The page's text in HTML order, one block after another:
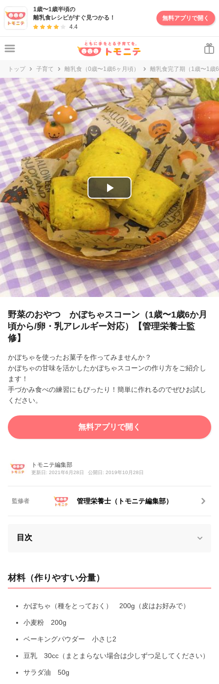
1歳〜1歳半頃の
離乳食レシピがすぐ見つかる！
4.4
無料アプリで開く
トップ 子育て 離乳食（0歳〜1歳6ヶ月頃） 離乳食完了期（1歳〜1歳
P
l
a
y
V
i
d
e
o
野菜のおやつ かぼちゃスコーン（1歳〜1歳6か月
頃から/卵・乳アレルギー対応）【管理栄養士監
修】
かぼちゃを使ったお菓子を作ってみませんか？
かぼちゃの甘味を活かしたかぼちゃスコーンの作り方をご紹介し
ます！
手づかみ食べの練習にもぴったり！簡単に作れるのでぜひお試し
ください。
無料アプリで開く
トモニテ編集部
更新日: 2021年6月28日 公開日: 2019年10月28日
監修者 管理栄養士（トモニテ編集部）
目次
材料（作りやすい分量）
かぼちゃ（種をとっておく） 200g（皮はお好みで）
小麦粉 200g
ベーキングパウダー 小さじ2
豆乳 30cc（まとまらない場合は少しずつ足してください）
サラダ油 50g
妊娠・出産・子育て情報サイト | トモニテ